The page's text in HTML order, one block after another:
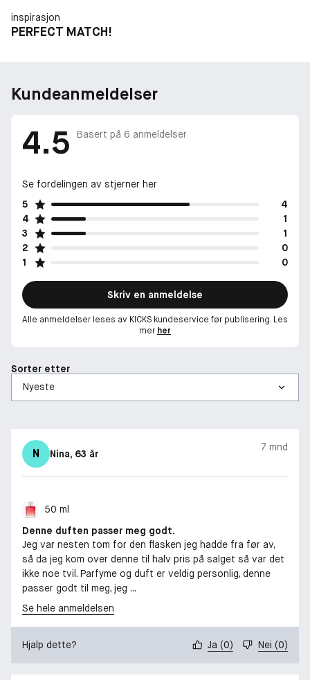
inspirasjon
PERFECT MATCH!
Kundeanmeldelser
4.5 Basert på 6 anmeldelser
Se fordelingen av stjerner her
5
4
4
1
3
1
2
0
1
0
Skriv en anmeldelse
Alle anmeldelser leses av KICKS kundeservice før publisering. Les
mer her
Sorter etter
N Nina, 63 år
7 mnd
50 ml
Denne duften passer meg godt.
Jeg var nesten tom for den flasken jeg hadde fra før av,
så da jeg kom over denne til halv pris på salget så var det
ikke noe tvil. Parfyme og duft er veldig personlig, denne
passer godt til meg, jeg ...
Se hele anmeldelsen
Hjalp dette? Ja (0) Nei (0)